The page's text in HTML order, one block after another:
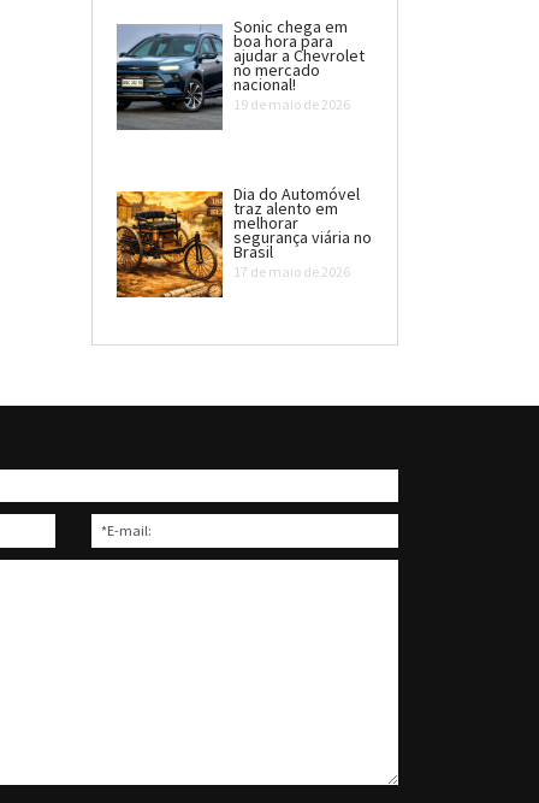
Sonic chega em
boa hora para
ajudar a Chevrolet
no mercado
nacional!
19 de maio de 2026
Dia do Automóvel
traz alento em
melhorar
segurança viária no
Brasil
17 de maio de 2026